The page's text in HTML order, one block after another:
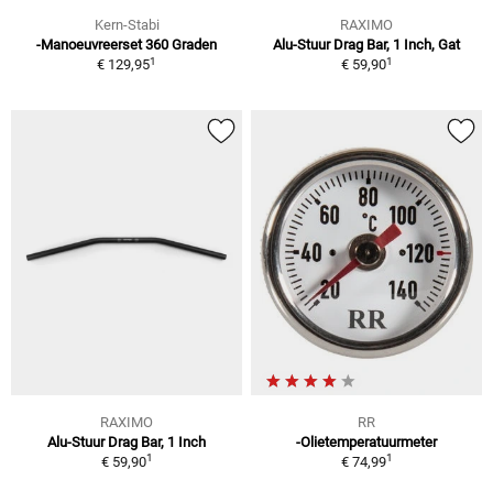
Kern-Stabi
-Manoeuvreerset 360 Graden
€ 129,951
RAXIMO
Alu-Stuur Drag Bar, 1 Inch, Gat
€ 59,901
RAXIMO
Alu-Stuur Drag Bar, 1 Inch
€ 59,901
RR
-Olietemperatuurmeter
€ 74,991